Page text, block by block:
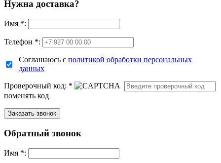
Нужна доставка?
Имя *:
Телефон *:
Соглашаюсь с политикой обработки персональных
данных
Проверочный код: *
поменять код
Обратный звонок
Имя *: